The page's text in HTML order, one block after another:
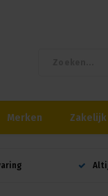
Merken Zakelijk